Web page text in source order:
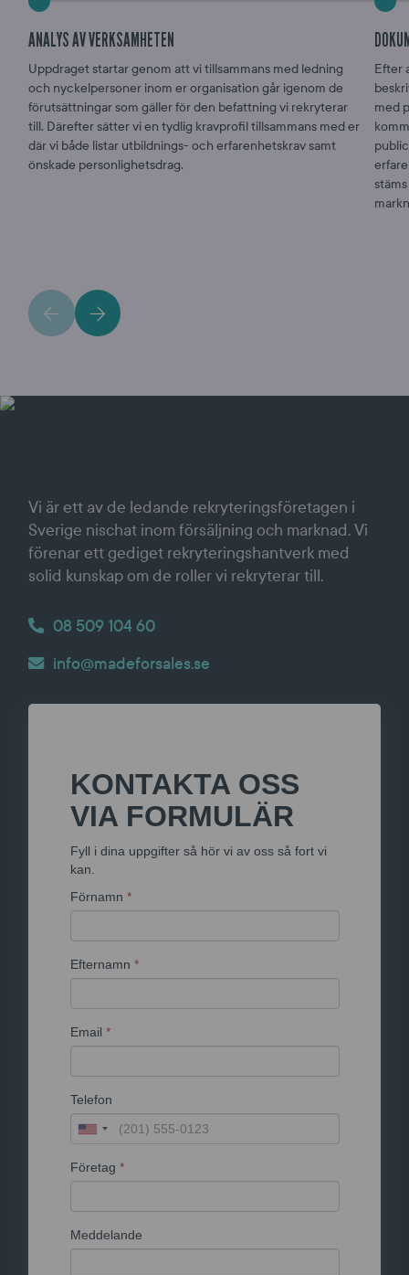
ANALYS AV VERKSAMHETEN
Uppdraget startar genom att vi tillsammans med ledning
och nyckelpersoner inom er organisation går igenom de
förutsättningar som gäller för den befattning vi rekryterar
till. Därefter sätter vi en tydlig kravprofil tillsammans med er
där vi både listar utbildnings- och erfarenhetskrav samt
önskade personlighetsdrag.
Efter
med
Vi är ett av de ledande rekryteringsföretagen i
Sverige nischat inom försäljning och marknad. Vi
förenar ett gediget rekryteringshantverk med
solid kunskap om de roller vi rekryterar till.
08 509 104 60
info@madeforsales.se